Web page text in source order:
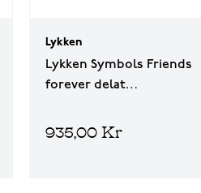
Lykken
Lykken Symbols Friends
forever delat
935,00 Kr